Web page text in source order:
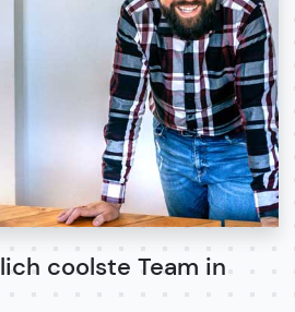
coolste Team in